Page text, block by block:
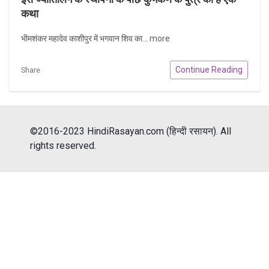
कथा
भीमशंकर महादेव काशीपुर में भगवान शिव का... more
Share Continue Reading
©2016-2023 HindiRasayan.com (हिन्दी रसायन). All
rights reserved.